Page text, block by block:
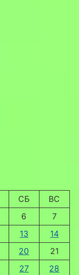
СБ
ВС
6
7
13
14
20
21
27
28